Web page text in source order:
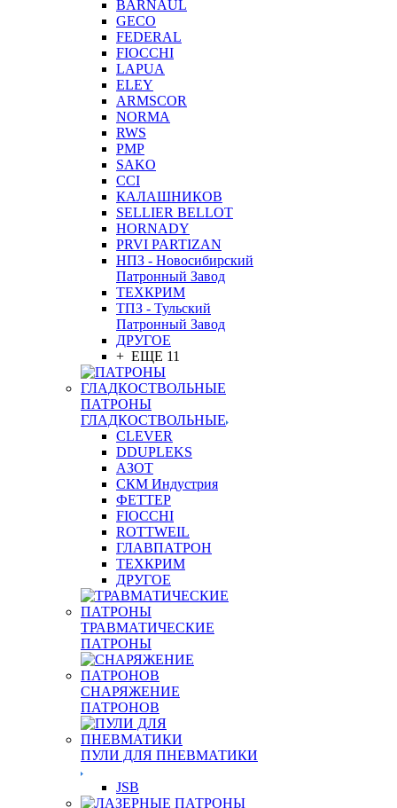
BARNAUL
GEСO
FEDERAL
FIOCCHI
LAPUA
ELEY
ARMSCOR
NORMA
RWS
PMP
SAKO
CCI
КАЛАШНИКОВ
SELLIER BELLOT
HORNADY
PRVI PARTIZAN
НПЗ - Новосибирский
Патронный Завод
ТЕХКРИМ
ТПЗ - Тульский
Патронный Завод
ДРУГОЕ
+ ЕЩЕ 11
ПАТРОНЫ
ГЛАДКОСТВОЛЬНЫЕ
CLEVER
DDUPLEKS
АЗОТ
СКМ Индустрия
ФЕТТЕР
FIOCCHI
ROTTWEIL
ГЛАВПАТРОН
ТЕХКРИМ
ДРУГОЕ
ТРАВМАТИЧЕСКИЕ
ПАТРОНЫ
СНАРЯЖЕНИЕ
ПАТРОНОВ
ПУЛИ ДЛЯ ПНЕВМАТИКИ
JSB